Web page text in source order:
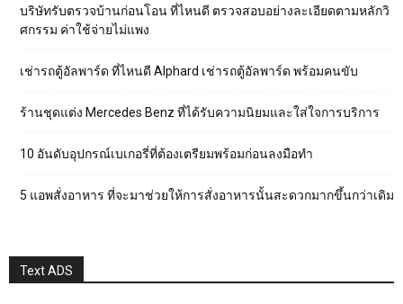
บริษัทรับตรวจบ้านก่อนโอน ที่ไหนดี ตรวจสอบอย่างละเอียดตามหลักวิ
ศกรรม ค่าใช้จ่ายไม่แพง
เช่ารถตู้อัลพาร์ด ที่ไหนดี Alphard เช่ารถตู้อัลพาร์ด พร้อมคนขับ
ร้านชุดแต่ง Mercedes Benz ที่ได้รับความนิยมและใส่ใจการบริการ
10 อันดับอุปกรณ์เบเกอรี่ที่ต้องเตรียมพร้อมก่อนลงมือทำ
5 แอพสั่งอาหาร ที่จะมาช่วยให้การสั่งอาหารนั้นสะดวกมากขึ้นกว่าเดิม
Text ADS